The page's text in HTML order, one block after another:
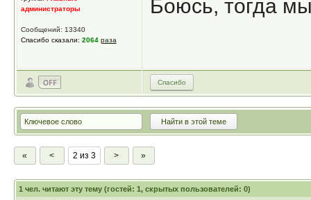
администраторы
Сообщений: 13340
Спасибо сказали: 2064 раза
Боюсь, тогда
Спасибо
« < 2 из 3 > »
1 чел. читают эту тему (гостей: 1, скрытых пользователей: 0)